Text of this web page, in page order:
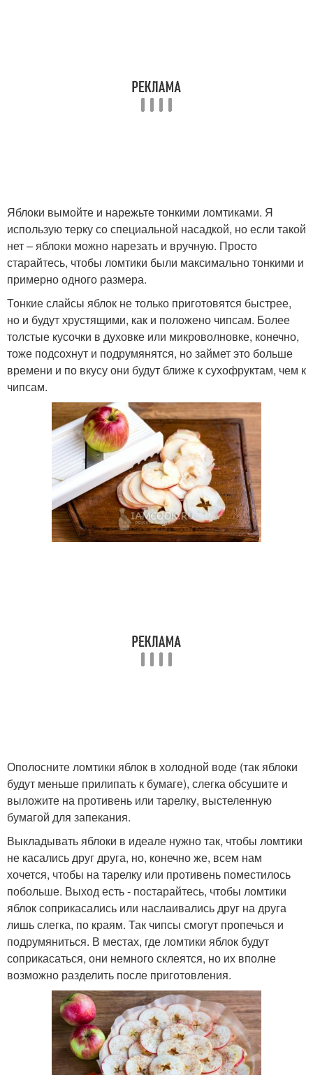
Яблоки вымойте и нарежьте тонкими ломтиками. Я
использую терку со специальной насадкой, но если такой
нет – яблоки можно нарезать и вручную. Просто
старайтесь, чтобы ломтики были максимально тонкими и
примерно одного размера.
Тонкие слайсы яблок не только приготовятся быстрее,
но и будут хрустящими, как и положено чипсам. Более
толстые кусочки в духовке или микроволновке, конечно,
тоже подсохнут и подрумянятся, но займет это больше
времени и по вкусу они будут ближе к сухофруктам, чем к
чипсам.
Ополосните ломтики яблок в холодной воде (так яблоки
будут меньше прилипать к бумаге), слегка обсушите и
выложите на противень или тарелку, выстеленную
бумагой для запекания.
Выкладывать яблоки в идеале нужно так, чтобы ломтики
не касались друг друга, но, конечно же, всем нам
хочется, чтобы на тарелку или противень поместилось
побольше. Выход есть - постарайтесь, чтобы ломтики
яблок соприкасались или наслаивались друг на друга
лишь слегка, по краям. Так чипсы смогут пропечься и
подрумяниться. В местах, где ломтики яблок будут
соприкасаться, они немного склеятся, но их вполне
возможно разделить после приготовления.